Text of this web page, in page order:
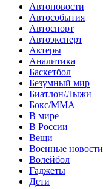
Автоновости
Автособытия
Автоспорт
Автоэксперт
Актеры
Аналитика
Баскетбол
Безумный мир
Биатлон/Лыжи
Бокс/MMA
В мире
В России
Вещи
Военные новости
Волейбол
Гаджеты
Дети